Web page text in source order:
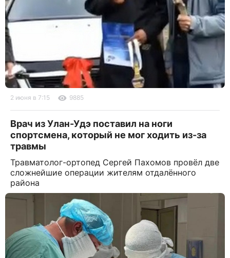
2 июня в 7:15 9885
Врач из Улан-Удэ поставил на ноги
спортсмена, который не мог ходить из-за
травмы
Травматолог-ортопед Сергей Пахомов провёл две
сложнейшие операции жителям отдалённого
района